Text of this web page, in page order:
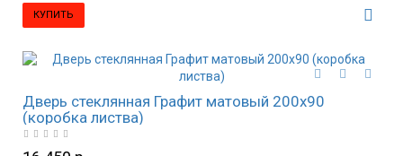
КУПИТЬ
Дверь стеклянная Графит матовый 200х90
(коробка листва)